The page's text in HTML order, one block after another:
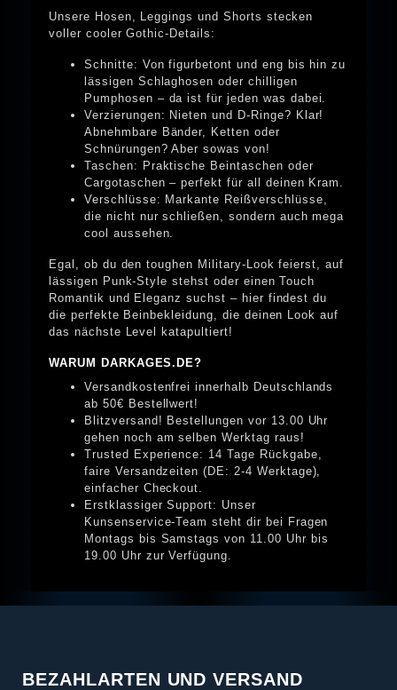
Unsere Hosen, Leggings und Shorts stecken
voller cooler Gothic-Details:
Schnitte: Von figurbetont und eng bis hin zu
lässigen Schlaghosen oder chilligen
Pumphosen – da ist für jeden was dabei.
Verzierungen: Nieten und D-Ringe? Klar!
Abnehmbare Bänder, Ketten oder
Schnürungen? Aber sowas von!
Taschen: Praktische Beintaschen oder
Cargotaschen – perfekt für all deinen Kram.
Verschlüsse: Markante Reißverschlüsse,
die nicht nur schließen, sondern auch mega
cool aussehen.
Egal, ob du den toughen Military-Look feierst, auf
lässigen Punk-Style stehst oder einen Touch
Romantik und Eleganz suchst – hier findest du
die perfekte Beinbekleidung, die deinen Look auf
das nächste Level katapultiert!
WARUM DARKAGES.DE?
Versandkostenfrei innerhalb Deutschlands
ab 50€ Bestellwert!
Blitzversand! Bestellungen vor 13.00 Uhr
gehen noch am selben Werktag raus!
Trusted Experience: 14 Tage Rückgabe,
faire Versandzeiten (DE: 2-4 Werktage),
einfacher Checkout.
Erstklassiger Support: Unser
Kunsenservice-Team steht dir bei Fragen
Montags bis Samstags von 11.00 Uhr bis
19.00 Uhr zur Verfügung.
BEZAHLARTEN UND VERSAND